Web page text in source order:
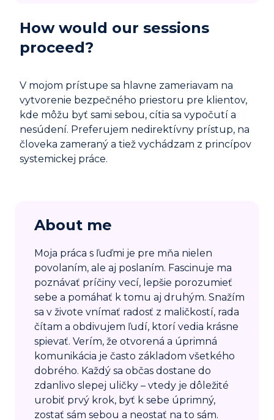
How would our sessions
proceed?
V mojom prístupe sa hlavne zameriavam na
vytvorenie bezpečného priestoru pre klientov,
kde môžu byť sami sebou, cítia sa vypočutí a
nesúdení. Preferujem nedirektívny prístup, na
človeka zameraný a tiež vychádzam z princípov
systemickej práce.
About me
Moja práca s ľuďmi je pre mňa nielen
povolaním, ale aj poslaním. Fascinuje ma
poznávať príčiny vecí, lepšie porozumieť
sebe a pomáhať k tomu aj druhým. Snažím
sa v živote vnímať radosť z maličkostí, rada
čítam a obdivujem ľudí, ktorí vedia krásne
spievať. Verím, že otvorená a úprimná
komunikácia je často základom všetkého
dobrého. Každý sa občas dostane do
zdanlivo slepej uličky – vtedy je dôležité
urobiť prvý krok, byť k sebe úprimný,
zostať sám sebou a neostať na to sám.